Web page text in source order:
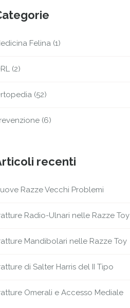
Felina (1)
(2)
(52)
(6)
recenti
Razze Vecchi Problemi
Radio-Ulnari nelle Razze Toy
Mandibolari nelle Razze Toy
di Salter Harris del II Tipo
Omerali e Accesso Mediale